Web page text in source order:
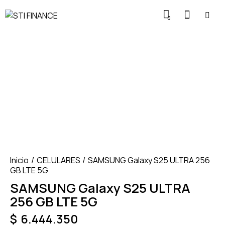
0
Inicio CELULARES
SAMSUNG Galaxy S25 ULTRA 256
GB LTE 5G
SAMSUNG Galaxy S25 ULTRA
256 GB LTE 5G
$ 6.444.350